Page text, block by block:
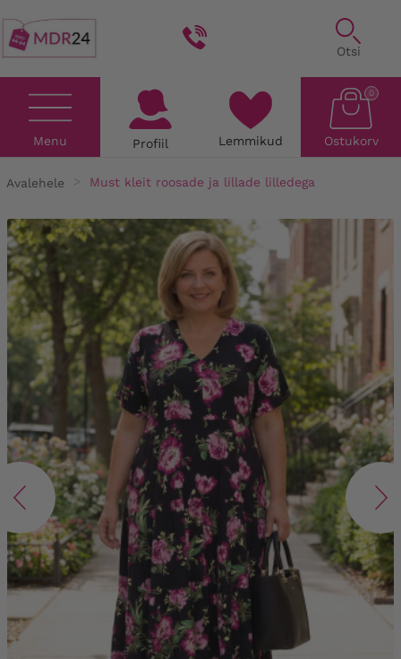
Otsi
Menu Profiil Lemmikud Ostukorv
0
Avalehele Must kleit roosade ja lillade lilledega